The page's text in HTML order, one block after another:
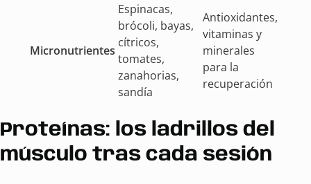
Micronutrientes
Espinacas,
brócoli, bayas,
cítricos,
tomates,
zanahorias,
sandía
Antioxidantes,
vitaminas y
minerales
para la
recuperación
Proteínas: los ladrillos del
músculo tras cada sesión